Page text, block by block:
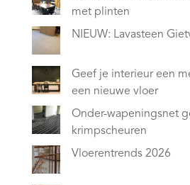
met plinten
NIEUW: Lavasteen
Geef je interieur een
een nieuwe vloer
Onder-wapeningsnet
krimpscheuren
Vloerentrends 2026